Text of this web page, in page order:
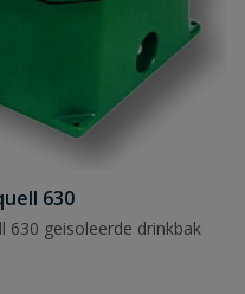
630
630 geisoleerde drinkbak